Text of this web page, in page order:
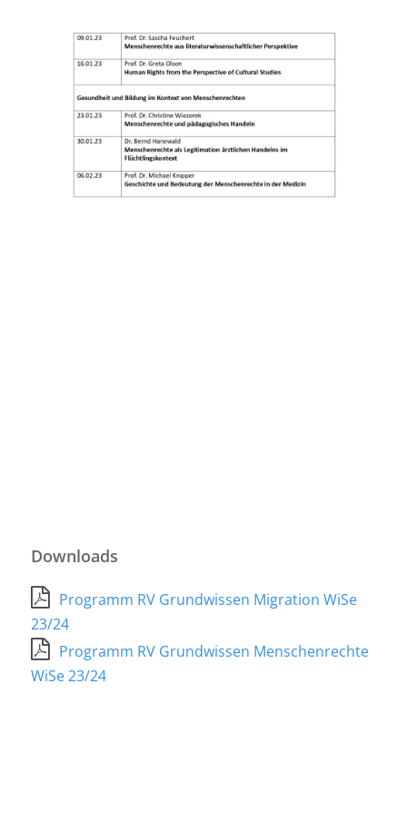
Downloads
Programm RV Grundwissen Migration WiSe
23/24
Programm RV Grundwissen Menschenrechte
WiSe 23/24